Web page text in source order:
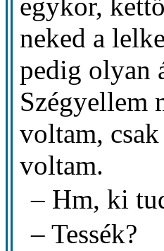
egykor,
neked a
pedig olyan
Szégyellem
voltam,
voltam.
– Hm, ki
– Tessék?